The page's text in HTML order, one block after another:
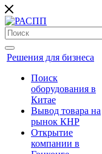
Решения для бизнеса
Поиск
оборудования в
Китае
Вывод товара на
рынок КНР
Открытие
компании в